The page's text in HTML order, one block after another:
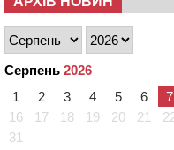
Серпень 2026
1
2 3 4 5 6 7
16
17 18 19 20 21
31